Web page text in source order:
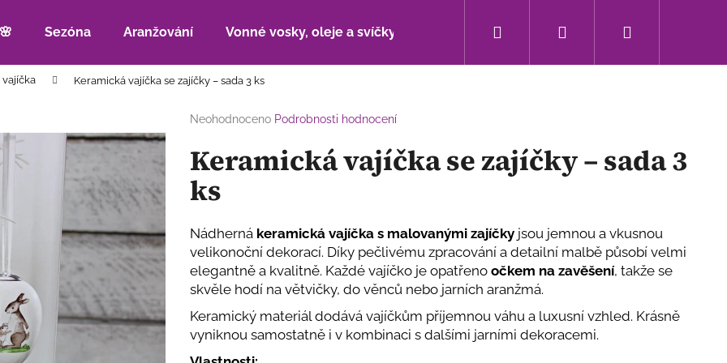
Sezóna Aranžování Vonné vosky, oleje a svíčky Bytové doplňky Sezónní novinky
Přihlášení
Keramická vajíčka se zajíčky – sada 3 ks
Průměrné
produktu
je
0,0
z
hvězdiček.
Neohodnoceno Podrobnosti hodnocení
Keramická vajíčka se zajíčky – sada 3
ks
Nádherná keramická vajíčka s malovanými zajíčky jsou jemnou a vkusnou
velikonoční dekorací. Díky pečlivému zpracování a detailní malbě působí velmi
elegantně a kvalitně. Každé vajíčko je opatřeno očkem na zavěšení, takže se
skvěle hodí na větvičky, do věnců nebo jarních aranžmá.
Keramický materiál dodává vajíčkům příjemnou váhu a luxusní vzhled. Krásně
vyniknou samostatně i v kombinaci s dalšími jarními dekoracemi.
Co potřebujete najít?
HLEDAT
Doporučujeme
Následující